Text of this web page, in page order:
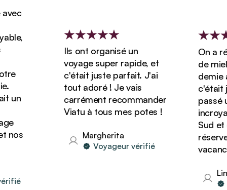
un
Ils ont organisé un
voyage super rapide, et
c'était juste parfait. J'ai
tout adoré ! Je vais
carrément recommander
Viatu à tous mes potes !
Margherita
Voyageur vérifié
On a
de miel
demie
c'était
passé
Sud et